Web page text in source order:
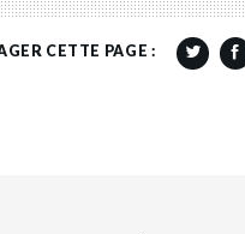
CETTE PAGE :